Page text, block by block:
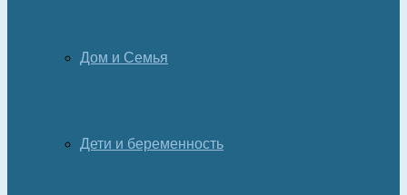
Дом и Семья
Дети и беременность